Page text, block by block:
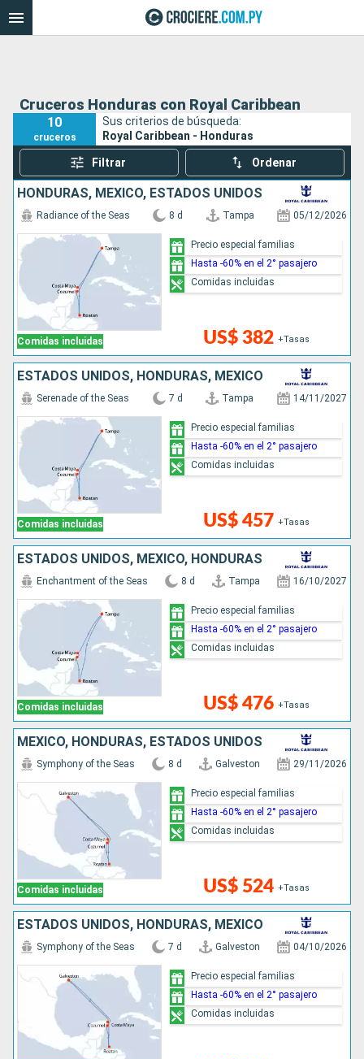
Cruceros Honduras con Royal Caribbean
10
cruceros
Sus criterios de búsqueda:
Royal Caribbean - Honduras
Filtrar Ordenar
HONDURAS, MÉXICO, ESTADOS UNIDOS
Comidas incluidas
Radiance of the Seas 8 d Tampa 05/12/2026
US$ 382 +Tasas
Precio especial familias
Hasta -60% en el 2° pasajero
Comidas incluidas
ESTADOS UNIDOS, HONDURAS, MÉXICO
Comidas incluidas
Serenade of the Seas 7 d Tampa 14/11/2027
US$ 457 +Tasas
Precio especial familias
Hasta -60% en el 2° pasajero
Comidas incluidas
ESTADOS UNIDOS, MÉXICO, HONDURAS
Comidas incluidas
Enchantment of the Seas 8 d Tampa 16/10/2027
US$ 476 +Tasas
Precio especial familias
Hasta -60% en el 2° pasajero
Comidas incluidas
MÉXICO, HONDURAS, ESTADOS UNIDOS
Comidas incluidas
Symphony of the Seas 8 d Galveston 29/11/2026
US$ 524 +Tasas
Precio especial familias
Hasta -60% en el 2° pasajero
Comidas incluidas
ESTADOS UNIDOS, HONDURAS, MÉXICO
Symphony of the Seas 7 d Galveston 04/10/2026
Precio especial familias
Hasta -60% en el 2° pasajero
Comidas incluidas